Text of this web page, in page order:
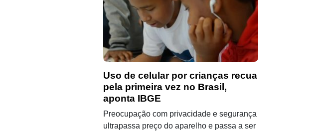
Uso de celular por crianças recua
pela primeira vez no Brasil,
aponta IBGE
Preocupação com privacidade e segurança
ultrapassa preço do aparelho e passa a ser